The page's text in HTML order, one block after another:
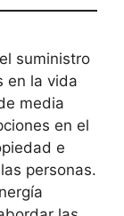
suministro
en la vida
media
en el
e
personas.